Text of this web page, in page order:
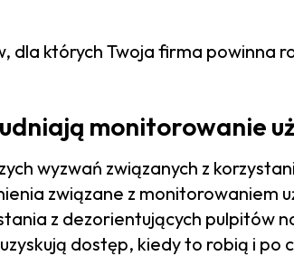
dla których Twoja firma powinna
monitorowanie
wyzwań związanych z
związane z monitorowaniem
z dezorientujących pulpitów
dostęp, kiedy to robią i